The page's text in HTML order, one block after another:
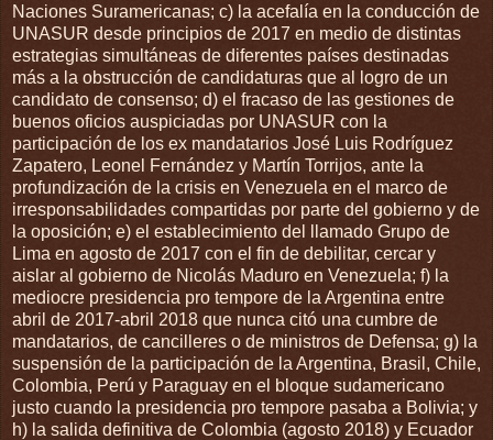
Naciones Suramericanas; c) la acefalía en la conducción de
UNASUR desde principios de 2017 en medio de distintas
estrategias simultáneas de diferentes países destinadas
más a la obstrucción de candidaturas que al logro de un
candidato de consenso; d) el fracaso de las gestiones de
buenos oficios auspiciadas por UNASUR con la
participación de los ex mandatarios José Luis Rodríguez
Zapatero, Leonel Fernández y Martín Torrijos, ante la
profundización de la crisis en Venezuela en el marco de
irresponsabilidades compartidas por parte del gobierno y de
la oposición; e) el establecimiento del llamado Grupo de
Lima en agosto de 2017 con el fin de debilitar, cercar y
aislar al gobierno de Nicolás Maduro en Venezuela; f) la
mediocre presidencia pro tempore de la Argentina entre
abril de 2017-abril 2018 que nunca citó una cumbre de
mandatarios, de cancilleres o de ministros de Defensa; g) la
suspensión de la participación de la Argentina, Brasil, Chile,
Colombia, Perú y Paraguay en el bloque sudamericano
justo cuando la presidencia pro tempore pasaba a Bolivia; y
h) la salida definitiva de Colombia (agosto 2018) y Ecuador